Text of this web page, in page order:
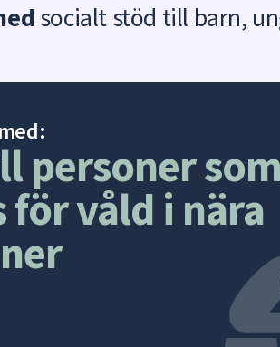
socialt stöd till barn,
personer som
för våld i nära